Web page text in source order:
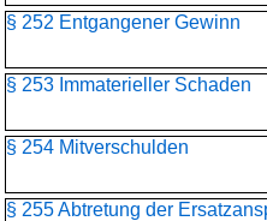
§ 252 Entgangener Gewinn
§ 253 Immaterieller Schaden
§ 254 Mitverschulden
§ 255 Abtretung der